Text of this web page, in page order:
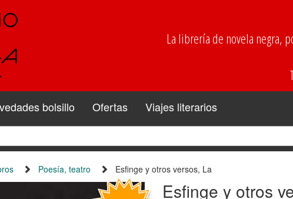
La librería de novela negra,
bolsillo Ofertas Viajes literarios
Poesía, teatro Esfinge y otros versos, La
Esfinge y otros